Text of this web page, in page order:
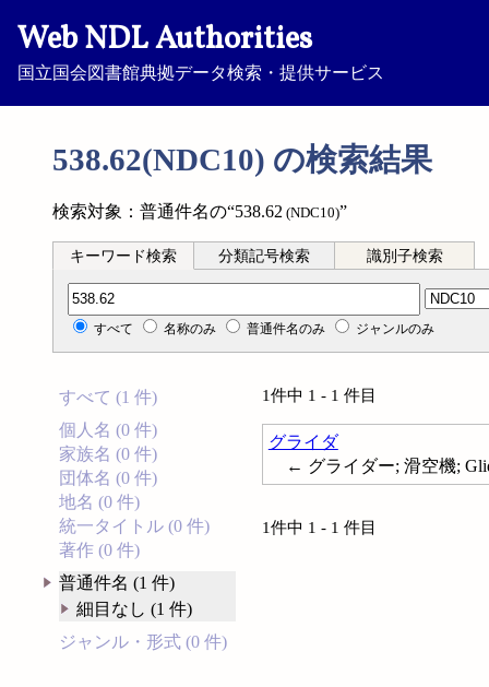
Web NDL Authorities
国立国会図書館典拠データ検索・提供サービス
538.62(NDC10) の検索結果
検索対象：普通件名の“538.62 (NDC10)”
キーワード検索 分類記号検索 識別子検索
分類記号検索
すべて 名称のみ 普通件名のみ ジャンルのみ
すべて (1 件)
個人名 (0 件)
家族名 (0 件)
団体名 (0 件)
地名 (0 件)
統一タイトル (0 件)
著作 (0 件)
普通件名 (1 件)
細目なし (1 件)
ジャンル・形式 (0 件)
1件中 1 - 1 件目
グライダ
← グライダー; 滑空機;
1件中 1 - 1 件目